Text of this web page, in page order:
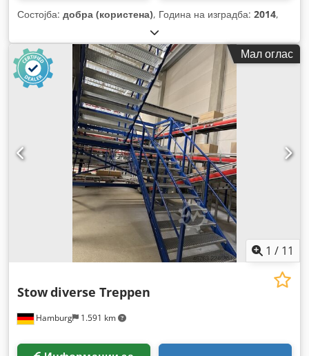
Состојба: добра (користена), Година на изградба: 2014,
Мал оглас
1 / 11
Hamburg 1.591 km
Stowdiverse Treppen